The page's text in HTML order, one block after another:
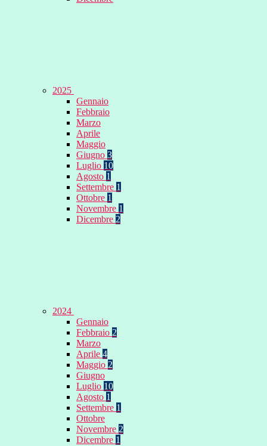
2025
Gennaio
Febbraio
Marzo
Aprile
Maggio
Giugno 3
Luglio 10
Agosto 1
Settembre 1
Ottobre 1
Novembre 1
Dicembre 2
2024
Gennaio
Febbraio 2
Marzo
Aprile 4
Maggio 2
Giugno
Luglio 10
Agosto 1
Settembre 1
Ottobre
Novembre 2
Dicembre 1